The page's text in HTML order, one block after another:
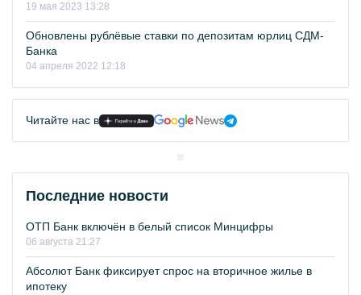
19 мая 2023 13:28
Обновлены рублёвые ставки по депозитам юрлиц СДМ-
Банка
04 апреля 2022 12:18
Читайте нас в
Последние новости
ОТП Банк включён в белый список Минцифры
06 августа 21:27
Абсолют Банк фиксирует спрос на вторичное жилье в
ипотеку